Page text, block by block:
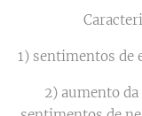
1) sentimentos de
2) aumento